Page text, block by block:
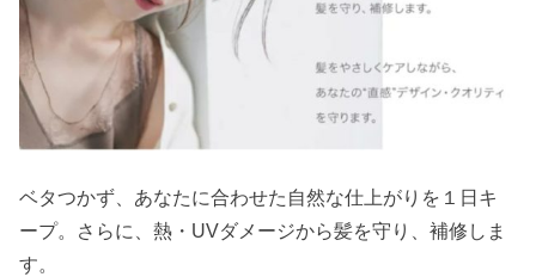
ベタつかず、あなたに合わせた自然な仕上がりを１日キ
ープ。さらに、熱・UVダメージから髪を守り、補修しま
す。